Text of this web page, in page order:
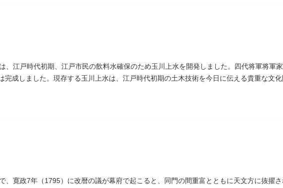
、江戸時代初期、江戸市民の飲料水確保のため玉川上水を開発しました。四代将軍将軍
完成しました。現存する玉川上水は、江戸時代初期の土木技術を今日に伝える貴重な文
、寛政7年（1795）に改暦の議が幕府で起こると、同門の間重富とともに天文方に抜擢さ